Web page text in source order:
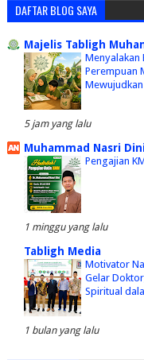
DAFTAR BLOG SAYA
Majelis Tabligh
Menyalakan
Perempuan
5 jam yang lalu
Muhammad Nasri
Pengajian
1 minggu yang lalu
Tabligh Media
Motivator
Gelar
Spiritual
1 bulan yang lalu